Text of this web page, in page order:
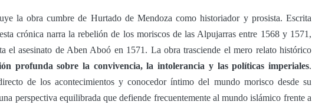
la obra cumbre de Hurtado de Mendoza como historiador y prosista. Escrita
crónica narra la rebelión de los moriscos de las Alpujarras entre 1568 y 1571,
el asesinato de Aben Aboó en 1571. La obra trasciende el mero relato histórico
profunda sobre la convivencia, la intolerancia y las políticas imperiales.
de los acontecimientos y conocedor íntimo del mundo morisco desde su
perspectiva equilibrada que defiende frecuentemente al mundo islámico frente a